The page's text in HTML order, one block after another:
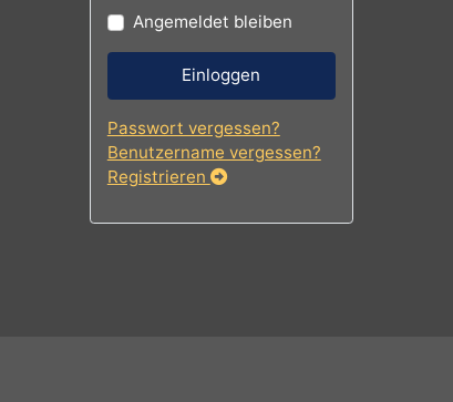
Passwort
Angemeldet bleiben
Einloggen
Passwort vergessen?
Benutzername vergessen?